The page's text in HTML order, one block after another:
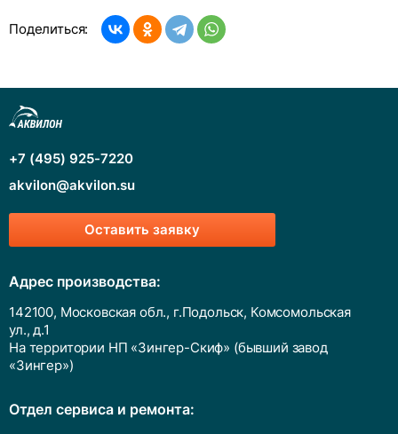
Поделиться:
Оставить заявку
+7 (495) 925-7220
akvilon@akvilon.su
Адрес производства:
142100, Московская обл., г.Подольск, Комсомольская
ул., д.1
На территории НП «Зингер-Скиф» (бывший завод
«Зингер»)
Отдел сервиса и ремонта: